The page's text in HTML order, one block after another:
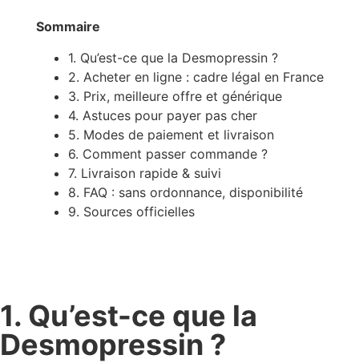
Sommaire
1. Qu’est-ce que la Desmopressin ?
2. Acheter en ligne : cadre légal en France
3. Prix, meilleure offre et générique
4. Astuces pour payer pas cher
5. Modes de paiement et livraison
6. Comment passer commande ?
7. Livraison rapide & suivi
8. FAQ : sans ordonnance, disponibilité
9. Sources officielles
1. Qu’est-ce que la
Desmopressin ?